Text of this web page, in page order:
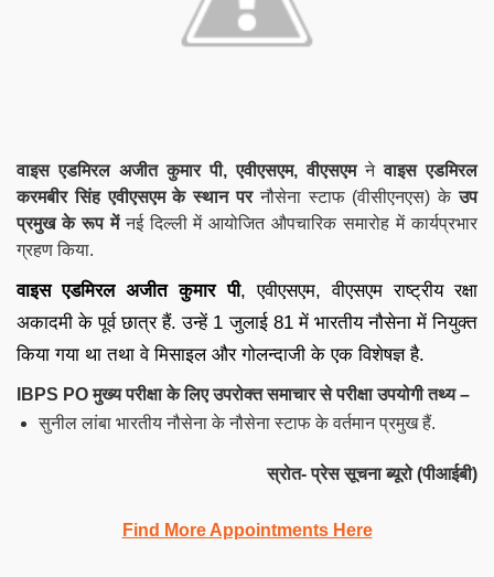
वाइस एडमिरल अजीत कुमार पी, एवीएसएम, वीएसएमनेवाइस एडमिरल
करमबीर सिंह एवीएसएम के स्थान परनौसेना स्टाफ (वीसीएनएस) केउप
प्रमुख के रूप मेंनई दिल्ली में आयोजित औपचारिक समारोह में कार्यप्रभार
ग्रहण किया.
वाइस एडमिरल अजीत कुमार पी, एवीएसएम, वीएसएम राष्ट्रीय रक्षा
अकादमी के पूर्व छात्र हैं. उन्हें 1 जुलाई 81 में भारतीय नौसेना में नियुक्त
किया गया था तथा वे मिसाइल और गोलन्दाजी के एक विशेषज्ञ है.
IBPS PO मुख्य परीक्षा के लिए उपरोक्त समाचार से परीक्षा उपयोगी तथ्य –
सुनील लांबा भारतीय नौसेना के नौसेना स्टाफ के वर्तमान प्रमुख हैं.
स्रोत- प्रेस सूचना ब्यूरो (पीआईबी)
Find More Appointments Here